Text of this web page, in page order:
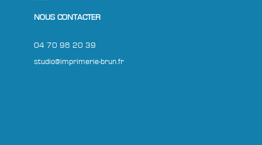
NOUS CONTACTER
04 70 98 20 39
studio@imprimerie-brun.fr